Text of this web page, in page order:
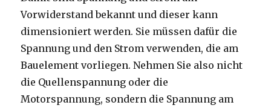
Vorwiderstand bekannt und dieser kann
dimensioniert werden. Sie müssen dafür die
Spannung und den Strom verwenden, die am
Bauelement vorliegen. Nehmen Sie also nicht
die Quellenspannung oder die
Motorspannung, sondern die Spannung am